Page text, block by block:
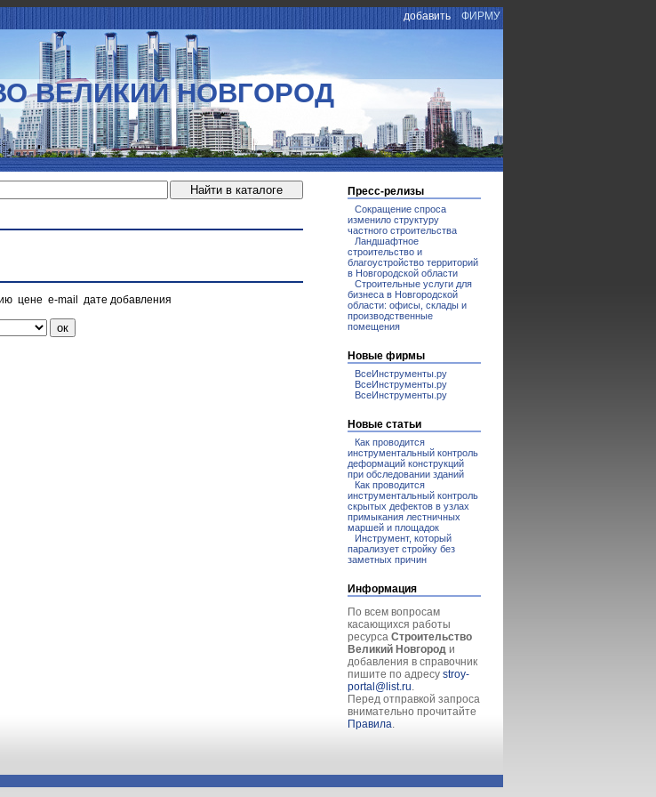
добавить ФИРМУ
ВЕЛИКИЙ НОВГОРОД
цене e-mail дате добавления
Пресс-релизы
Сокращение спроса
изменило структуру
частного строительства
Ландшафтное
строительство и
благоустройство территорий
в Новгородской области
Строительные услуги для
бизнеса в Новгородской
области: офисы, склады и
производственные
помещения
Новые фирмы
ВсеИнструменты.ру
ВсеИнструменты.ру
ВсеИнструменты.ру
Новые статьи
Как проводится
инструментальный контроль
деформаций конструкций
при обследовании зданий
Как проводится
инструментальный контроль
скрытых дефектов в узлах
примыкания лестничных
маршей и площадок
Инструмент, который
парализует стройку без
заметных причин
Информация
По всем вопросам
касающихся работы
ресурса Строительство
Великий Новгород и
добавления в справочник
пишите по адресу stroy-
portal@list.ru.
Перед отправкой запроса
внимательно прочитайте
Правила.